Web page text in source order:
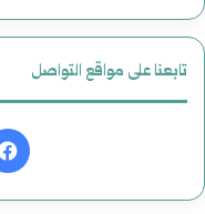
تابعنا على مواقع التواصل